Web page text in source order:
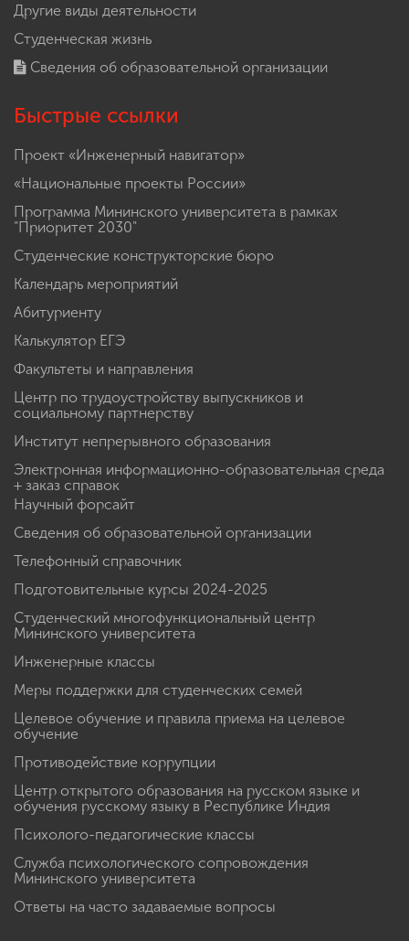
Другие виды деятельности
Студенческая жизнь
Сведения об образовательной организации
Быстрые ссылки
Проект «Инженерный навигатор»
«Национальные проекты России»
Программа Мининского университета в рамках
"Приоритет 2030"
Студенческие конструкторские бюро
Календарь мероприятий
Абитуриенту
Калькулятор ЕГЭ
Факультеты и направления
Центр по трудоустройству выпускников и
социальному партнерству
Институт непрерывного образования
Электронная информационно-образовательная среда
+ заказ справок
Научный форсайт
Сведения об образовательной организации
Телефонный справочник
Подготовительные курсы 2024-2025
Студенческий многофункциональный центр
Мининского университета
Инженерные классы
Меры поддержки для студенческих семей
Целевое обучение и правила приема на целевое
обучение
Противодействие коррупции
Центр открытого образования на русском языке и
обучения русскому языку в Республике Индия
Психолого-педагогические классы
Служба психологического сопровождения
Мининского университета
Ответы на часто задаваемые вопросы